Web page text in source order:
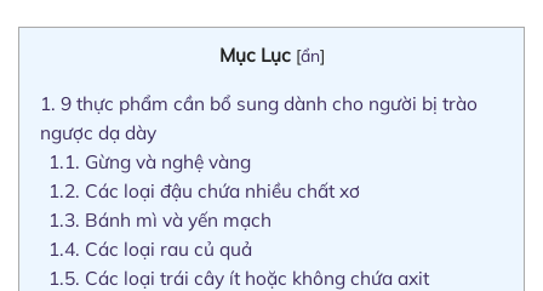
Mục Lục [ẩn]
1. 9 thực phẩm cần bổ sung dành cho người bị trào
ngược dạ dày
1.1. Gừng và nghệ vàng
1.2. Các loại đậu chứa nhiều chất xơ
1.3. Bánh mì và yến mạch
1.4. Các loại rau củ quả
1.5. Các loại trái cây ít hoặc không chứa axit